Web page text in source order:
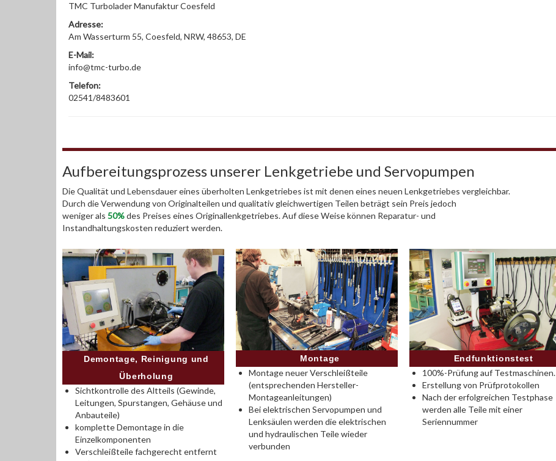
TMC Turbolader Manufaktur Coesfeld
Adresse:
Am Wasserturm 55, Coesfeld, NRW, 48653, DE
E-Mail:
info@tmc-turbo.de
Telefon:
02541/8483601
Aufbereitungsprozess unserer Lenkgetriebe und Servopumpen
Die Qualität und Lebensdauer eines überholten Lenkgetriebes ist mit denen eines neuen Lenkgetriebes vergleichbar.
Durch die Verwendung von Originalteilen und qualitativ gleichwertigen Teilen beträgt sein Preis jedoch
weniger als 50%des Preises eines Originallenkgetriebes. Auf diese Weise können Reparatur- und
Instandhaltungskosten reduziert werden.
Demontage, Reinigung und
Überholung
Sichtkontrolle des Altteils (Gewinde,
Leitungen, Spurstangen, Gehäuse und
Anbauteile)
komplette Demontage in die
Einzelkomponenten
Verschleißteile fachgerecht entfernt
Montage
Montage neuer Verschleißteile
(entsprechenden Hersteller-
Montageanleitungen)
Bei elektrischen Servopumpen und
Lenksäulen werden die elektrischen
und hydraulischen Teile wieder
verbunden
Endfunktionstest
100%-Prüfung auf Testmaschinen.
Erstellung von Prüfprotokollen
Nach der erfolgreichen Testphase
werden alle Teile mit einer
Seriennummer